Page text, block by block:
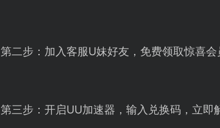
第二步：加入客服U妹好友，免费领取惊喜会
第三步：开启UU加速器，输入兑换码，立即